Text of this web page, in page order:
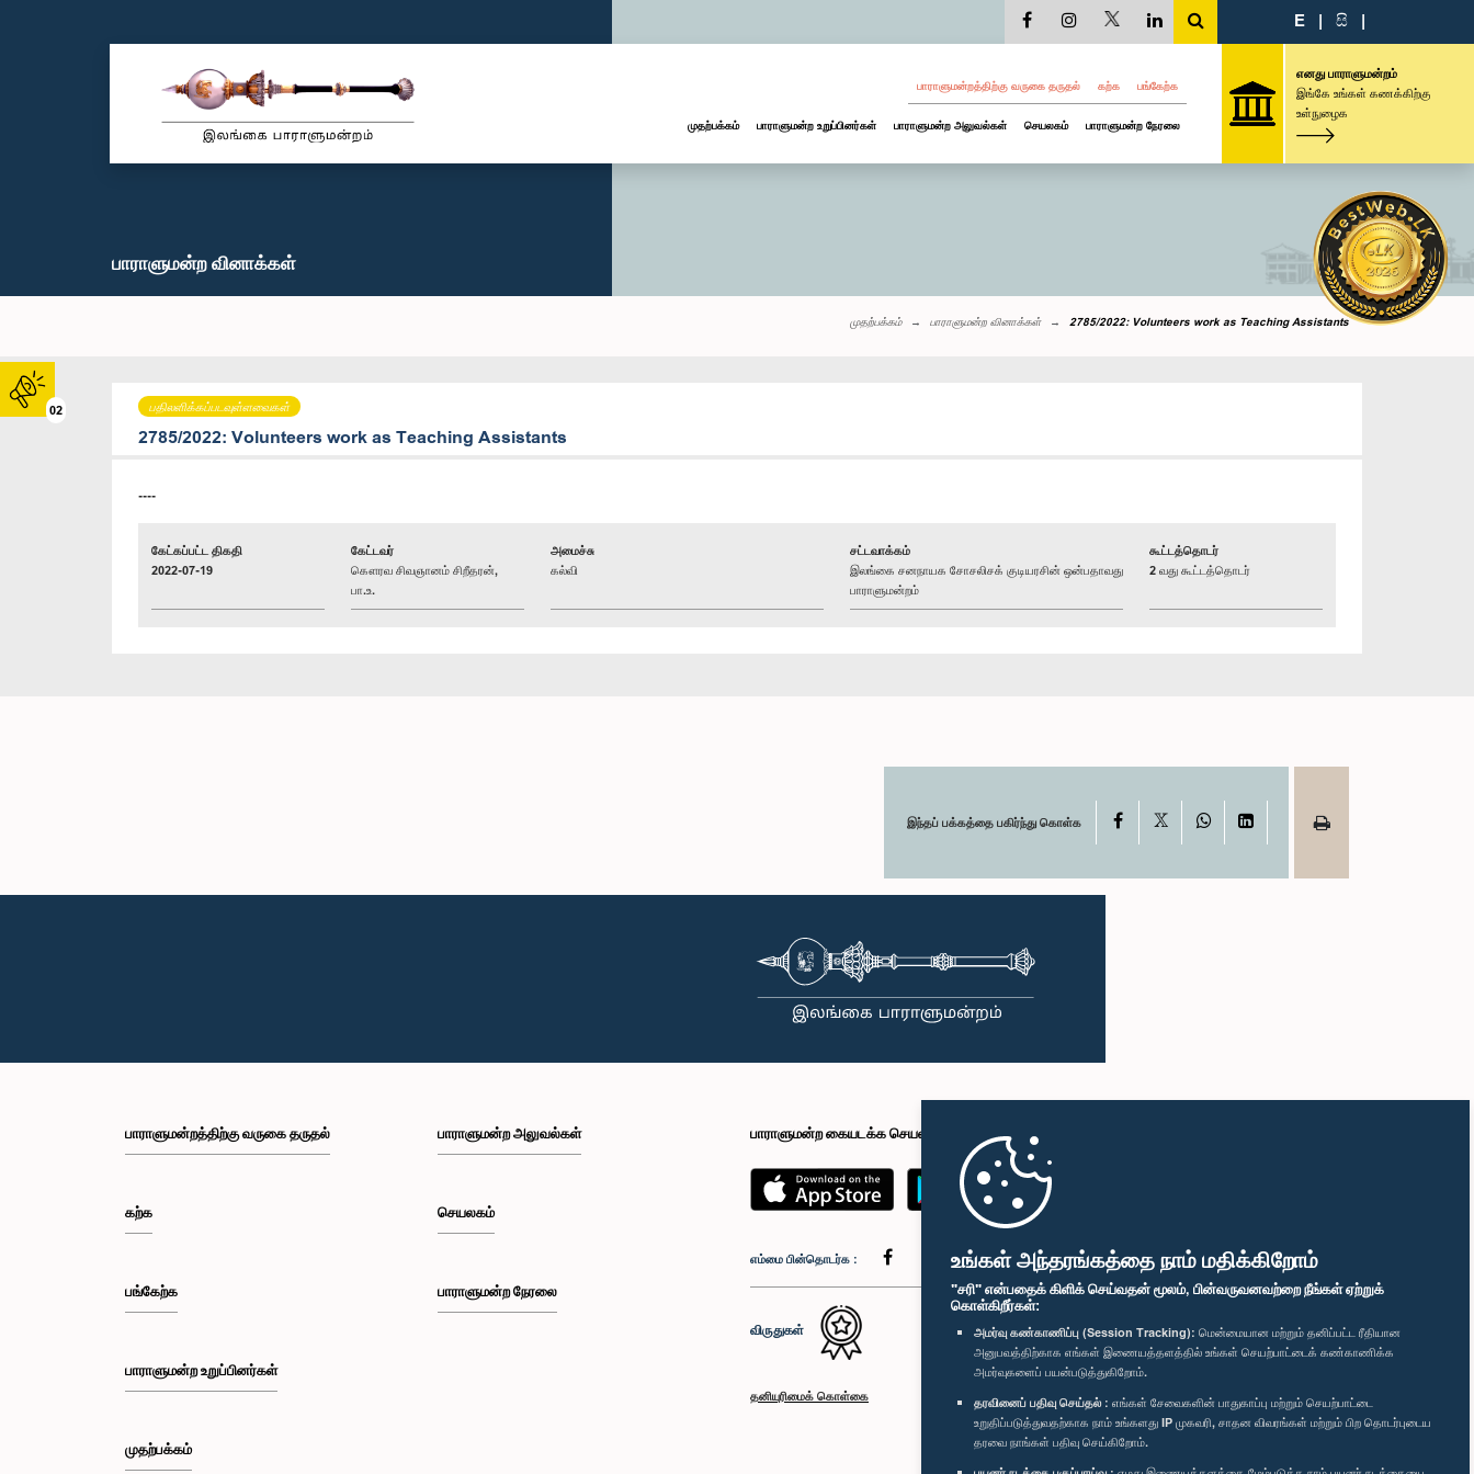
உங்கள் அந்தரங்கத்தை நாம் மதிக்கிறோம்
"சரி" என்பதைக் கிளிக் செய்வதன் மூலம், பின்வருவனவற்றை நீங்கள் ஏற்றுக்
கொள்கிறீர்கள்:
அமர்வு கண்காணிப்பு (Session Tracking): மென்மையான மற்றும் தனிப்பட்ட ரீதியான
அனுபவத்திற்காக எங்கள் இணையத்தளத்தில் உங்கள் செயற்பாட்டைக் கண்காணிக்க
அமர்வுகளைப் பயன்படுத்துகிறோம்.
தரவினைப் பதிவு செய்தல் : எங்கள் சேவைகளின் பாதுகாப்பு மற்றும் செயற்பாட்டை
உறுதிப்படுத்துவதற்காக நாம் உங்களது IP முகவரி, சாதன விவரங்கள் மற்றும் பிற தொடர்புடைய
தரவை நாங்கள் பதிவு செய்கிறோம்.
02
E | සි |
பாராளுமன்றத்திற்கு வருகை தருதல் கற்க பங்கேற்க
முதற்பக்கம் பாராளுமன்ற உறுப்பினர்கள் பாராளுமன்ற அலுவல்கள் செயலகம் பாராளுமன்ற நேரலை
எனது பாராளுமன்றம்
இங்கே உங்கள் கணக்கிற்கு
உள்நுழைக
பாராளுமன்ற வினாக்கள்
முதற்பக்கம் பாராளுமன்ற வினாக்கள் 2785/2022: Volunteers work as Teaching Assistants
பதிலளிக்கப்படவுள்ளவைகள்
2785/2022: Volunteers work as Teaching Assistants
----
கேட்கப்பட்ட திகதி
2022-07-19
கேட்டவர்
கௌரவ சிவஞானம் சிறீதரன்,
பா.உ.
அமைச்சு
கல்வி
சட்டவாக்கம்
இலங்கை சனநாயக சோசலிசக் குடியரசின் ஒன்பதாவது
பாராளுமன்றம்
கூட்டத்தொடர்
2 வது கூட்டத்தொடர்
இந்தப் பக்கத்தை பகிர்ந்து கொள்க Facebook WhatsAppLinkedIn
பாராளுமன்றத்திற்கு வருகை தருதல்
கற்க
பங்கேற்க
பாராளுமன்ற உறுப்பினர்கள்
முதற்பக்கம்
பாராளுமன்ற அலுவல்கள்
செயலகம்
பாராளுமன்ற நேரலை
பாராளுமன்ற கையடக்க செயலி
எம்மை பின்தொடர்க :
விருதுகள்
தனியுரிமைக் கொள்கை